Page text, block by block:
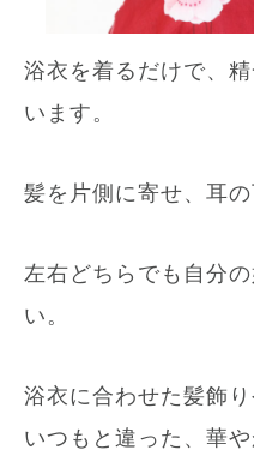
浴衣を着るだけで、
います。
髪を片側に寄せ、耳
左右どちらでも自分
い。
浴衣に合わせた髪飾
いつもと違った、華